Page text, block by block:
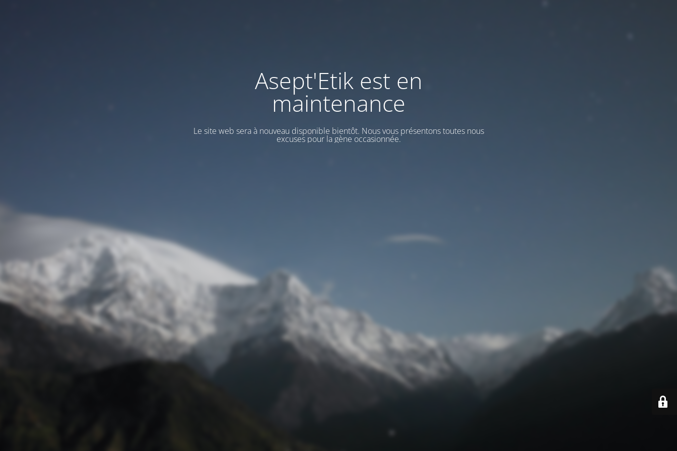
Asept'Etik est en
maintenance
Le site web sera à nouveau disponible bientôt. Nous vous présentons toutes nous
excuses pour la gène occasionnée.